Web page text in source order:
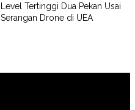
Level Tertinggi Dua Pekan Usai
Serangan Drone di UEA